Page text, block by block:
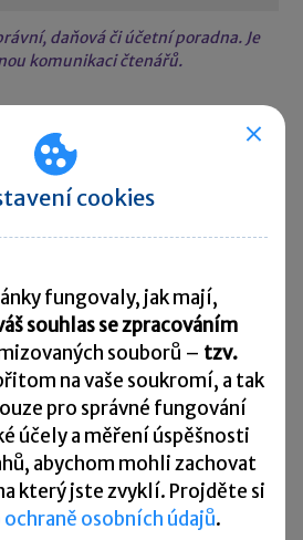
daňová či účetní poradna. Je
komunikaci čtenářů.
přihlaste
průvodce pro OSVČ
v Česku dál roste. Na konci
než 1,17 milionu. ČSSZ proto
sociálním zabezpečením pro
i stávajícím podnikatelům
povinnostech. Příručka
k pojištění, placení záloh,
cookies
fungovaly, jak mají,
souhlas se zpracováním
souborů – tzv.
na vaše soukromí, a tak
pro správné fungování
účely a měření úspěšnosti
abychom mohli zachovat
který jste zvyklí. Projděte si
osobních údajů.